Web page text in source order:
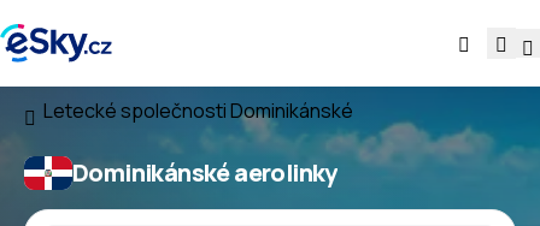
Letecké společnostiDominikánské
Dominikánské aerolinky